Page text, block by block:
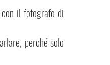
il fotografo di
perché solo